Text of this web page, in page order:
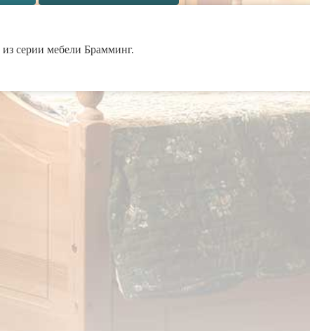
серии мебели Брамминг.